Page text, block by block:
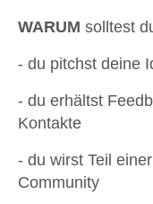
WARUM solltest
- du pitchst deine
- du erhältst
Kontakte
- du wirst Teil
Community